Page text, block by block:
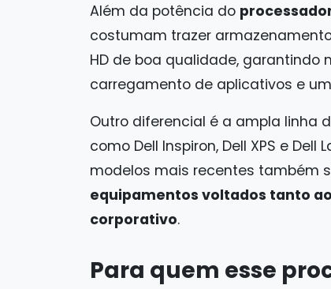
Além da potência do
costumam trazer armazenamento
HD de boa qualidade, garantindo
carregamento de aplicativos e
Outro diferencial é a ampla linha
como Dell Inspiron, Dell XPS e
modelos mais recentes também
equipamentos voltados tanto
corporativo.
Para quem esse